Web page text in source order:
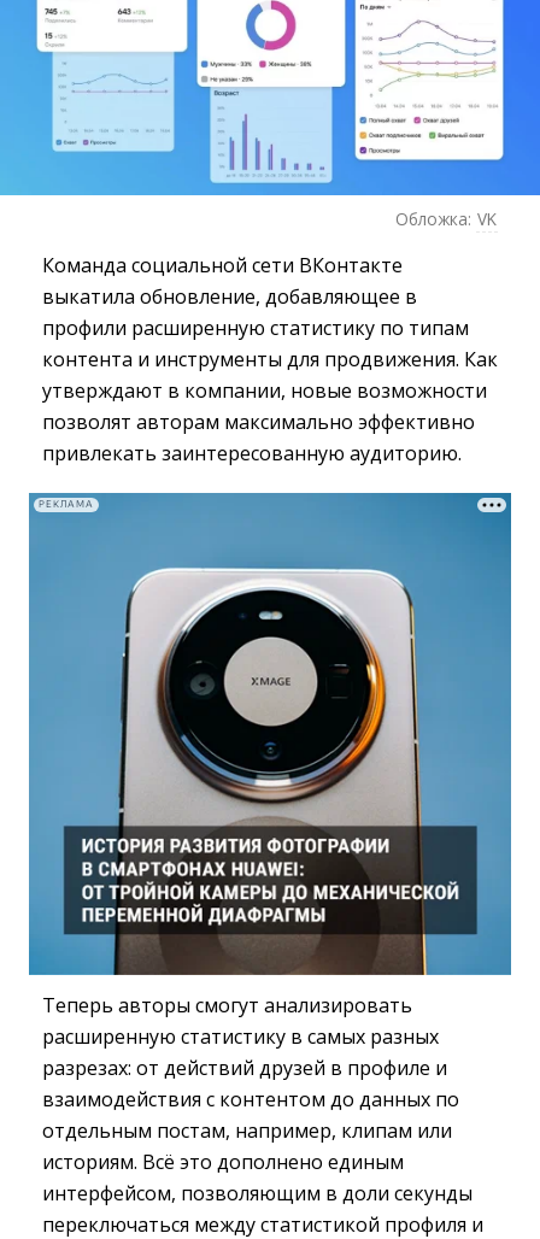
Обложка: VK
Команда социальной сети ВКонтакте
выкатила обновление, добавляющее в
профили расширенную статистику по типам
контента и инструменты для продвижения. Как
утверждают в компании, новые возможности
позволят авторам максимально эффективно
привлекать заинтересованную аудиторию.
РЕКЛАМА
Теперь авторы смогут анализировать
расширенную статистику в самых разных
разрезах: от действий друзей в профиле и
взаимодействия с контентом до данных по
отдельным постам, например, клипам или
историям. Всё это дополнено единым
интерфейсом, позволяющим в доли секунды
переключаться между статистикой профиля и